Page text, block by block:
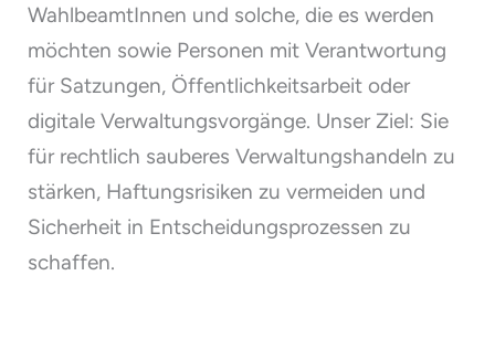
WahlbeamtInnen und solche, die es werden
möchten sowie Personen mit Verantwortung
für Satzungen, Öffentlichkeitsarbeit oder
digitale Verwaltungsvorgänge. Unser Ziel: Sie
für rechtlich sauberes Verwaltungshandeln zu
stärken, Haftungsrisiken zu vermeiden und
Sicherheit in Entscheidungsprozessen zu
schaffen.